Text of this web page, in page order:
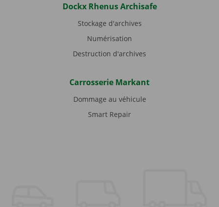
Dockx Rhenus Archisafe
Stockage d'archives
Numérisation
Destruction d'archives
Carrosserie Markant
Dommage au véhicule
Smart Repair